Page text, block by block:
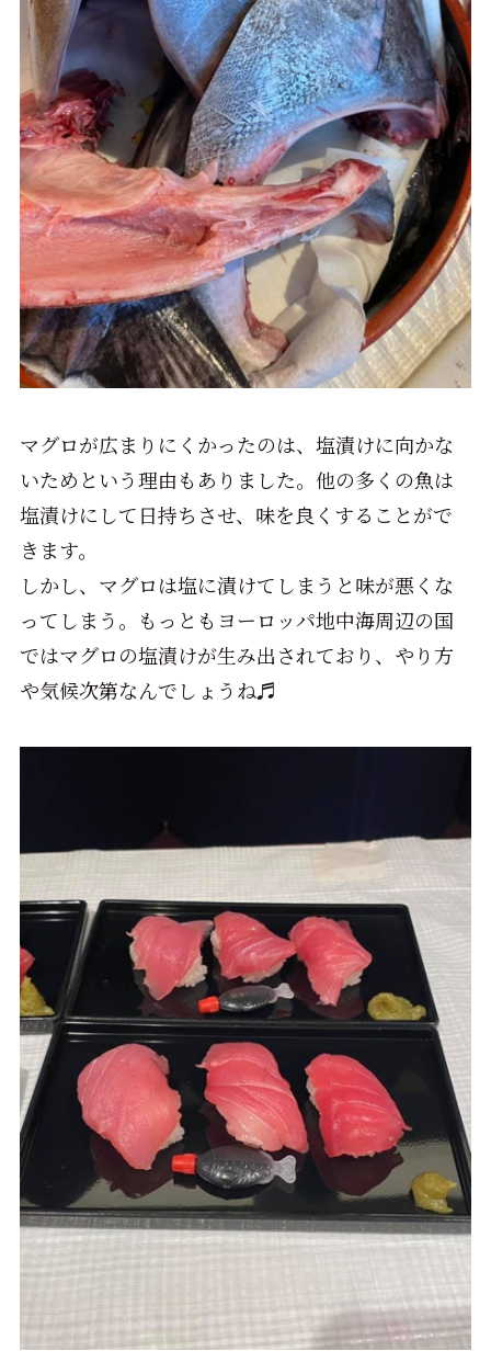
マグロが広まりにくかったのは、塩漬けに向かな
いためという理由もありました。他の多くの魚は
塩漬けにして日持ちさせ、味を良くすることがで
きます。
しかし、マグロは塩に漬けてしまうと味が悪くな
ってしまう。もっともヨーロッパ地中海周辺の国
ではマグロの塩漬けが生み出されており、やり方
や気候次第なんでしょうね♬